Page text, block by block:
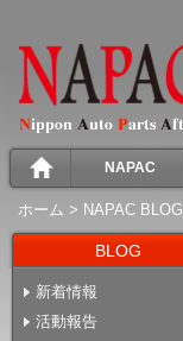
NAPAC
ホーム > NAPAC BLOG
BLOG
新着情報
活動報告